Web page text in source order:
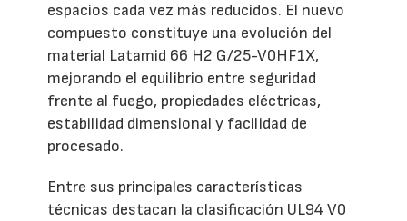
espacios cada vez más reducidos. El nuevo
compuesto constituye una evolución del
material Latamid 66 H2 G/25-V0HF1X,
mejorando el equilibrio entre seguridad
frente al fuego, propiedades eléctricas,
estabilidad dimensional y facilidad de
procesado.
Entre sus principales características
técnicas destacan la clasificación UL94 V0